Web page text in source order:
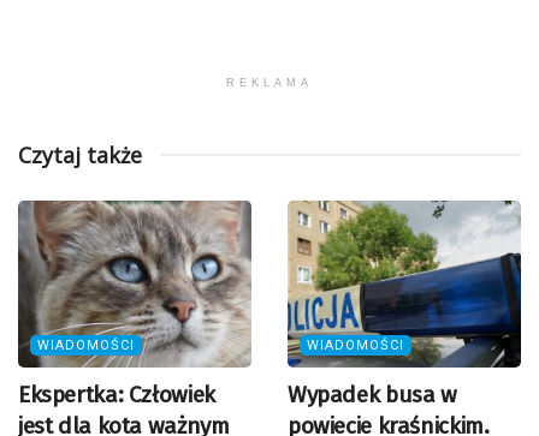
REKLAMA
Czytaj także
WIADOMOŚCI
Ekspertka: Człowiek
jest dla kota ważnym
WIADOMOŚCI
Wypadek busa w
powiecie kraśnickim.